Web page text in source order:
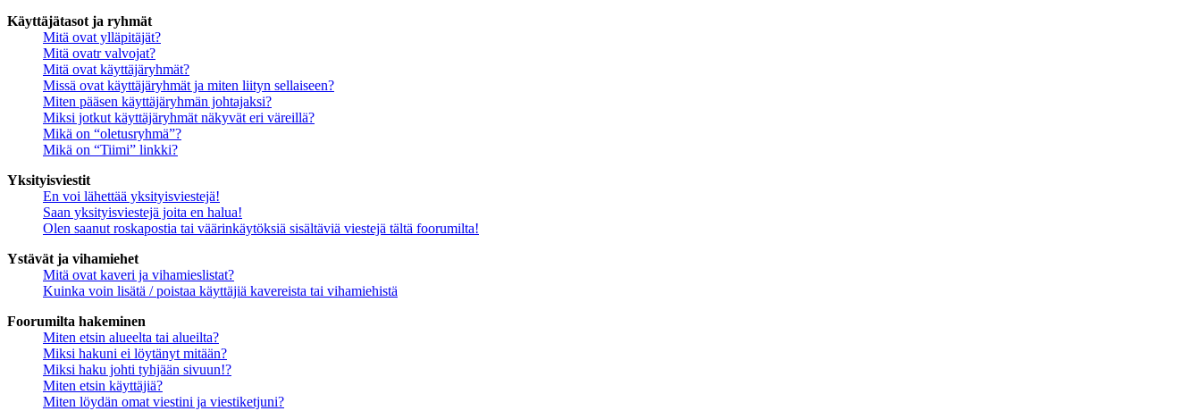
Käyttäjätasot ja ryhmät
Mitä ovat ylläpitäjät?
Mitä ovatr valvojat?
Mitä ovat käyttäjäryhmät?
Missä ovat käyttäjäryhmät ja miten liityn sellaiseen?
Miten pääsen käyttäjäryhmän johtajaksi?
Miksi jotkut käyttäjäryhmät näkyvät eri väreillä?
Mikä on “oletusryhmä”?
Mikä on “Tiimi” linkki?
Yksityisviestit
En voi lähettää yksityisviestejä!
Saan yksityisviestejä joita en halua!
Olen saanut roskapostia tai väärinkäytöksiä sisältäviä viestejä tältä foorumilta!
Ystävät ja vihamiehet
Mitä ovat kaveri ja vihamieslistat?
Kuinka voin lisätä / poistaa käyttäjiä kavereista tai vihamiehistä
Foorumilta hakeminen
Miten etsin alueelta tai alueilta?
Miksi hakuni ei löytänyt mitään?
Miksi haku johti tyhjään sivuun!?
Miten etsin käyttäjiä?
Miten löydän omat viestini ja viestiketjuni?